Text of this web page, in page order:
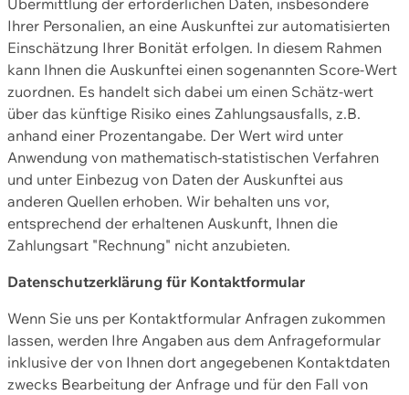
Übermittlung der erforderlichen Daten, insbesondere
Ihrer Personalien, an eine Auskunftei zur automatisierten
Einschätzung Ihrer Bonität erfolgen. In diesem Rahmen
kann Ihnen die Auskunftei einen sogenannten Score-Wert
zuordnen. Es handelt sich dabei um einen Schätz-wert
über das künftige Risiko eines Zahlungsausfalls, z.B.
anhand einer Prozentangabe. Der Wert wird unter
Anwendung von mathematisch-statistischen Verfahren
und unter Einbezug von Daten der Auskunftei aus
anderen Quellen erhoben. Wir behalten uns vor,
entsprechend der erhaltenen Auskunft, Ihnen die
Zahlungsart "Rechnung" nicht anzubieten.
Datenschutzerklärung für Kontaktformular
Wenn Sie uns per Kontaktformular Anfragen zukommen
lassen, werden Ihre Angaben aus dem Anfrageformular
inklusive der von Ihnen dort angegebenen Kontaktdaten
zwecks Bearbeitung der Anfrage und für den Fall von